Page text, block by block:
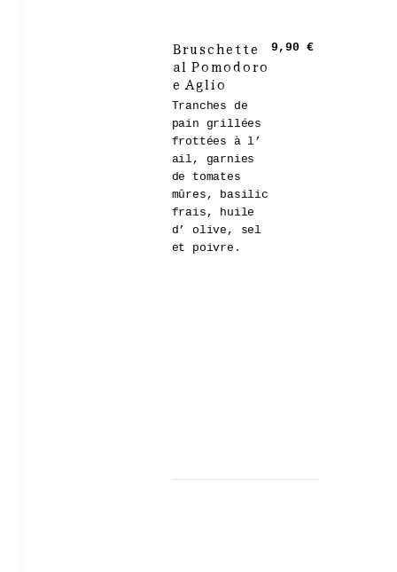
Bruschette
al Pomodoro
e Aglio
Tranches de
pain grillées
frottées à l’
ail, garnies
de tomates
mûres, basilic
frais, huile
d’ olive, sel
et poivre.
9,90 €